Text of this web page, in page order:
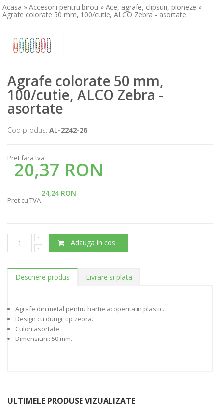
Acasa » Accesorii pentru birou » Ace, agrafe, clipsuri, pioneze »
Agrafe colorate 50 mm, 100/cutie, ALCO Zebra - asortate
Agrafe colorate 50 mm,
100/cutie, ALCO Zebra -
asortate
Cod produs: AL-2242-26
Pret fara tva
20,37 RON
24,24 RON
Pret cu TVA
Adauga in cos
Descriere produs Livrare si plata
Agrafe din metal pentru hartie acoperita in plastic.
Design cu dungi, tip zebra.
Culori asortate.
Dimensiuni: 50 mm.
ULTIMELE PRODUSE VIZUALIZATE